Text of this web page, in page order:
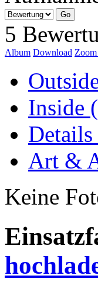
5
Album Download
Inside
Art &
Keine